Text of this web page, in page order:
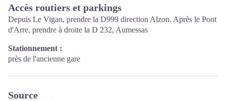
Accès routiers et parkings
Depuis Le Vigan, prendre la D999 direction Alzon. Après le Pont
d'Arre, prendre à droite la D 232, Aumessas
Stationnement :
près de l'ancienne gare
Source